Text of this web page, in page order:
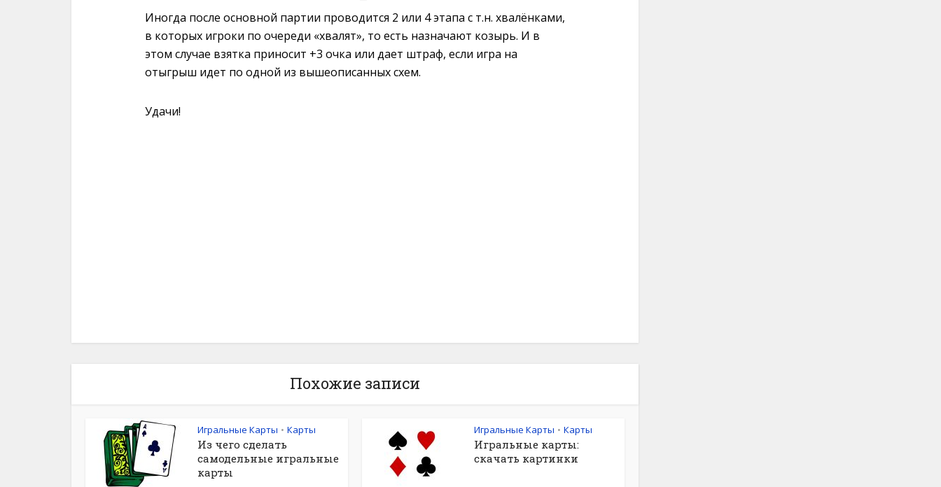
Иногда после основной партии проводится 2 или 4 этапа с т.н. хвалёнками,
в которых игроки по очереди «хвалят», то есть назначают козырь. И в
этом случае взятка приносит +3 очка или дает штраф, если игра на
отыгрыш идет по одной из вышеописанных схем.
Удачи!
Похожие записи
Игральные Карты • Карты
Из чего сделать
самодельные игральные
карты
Игральные Карты • Карты
Игральные карты:
скачать картинки